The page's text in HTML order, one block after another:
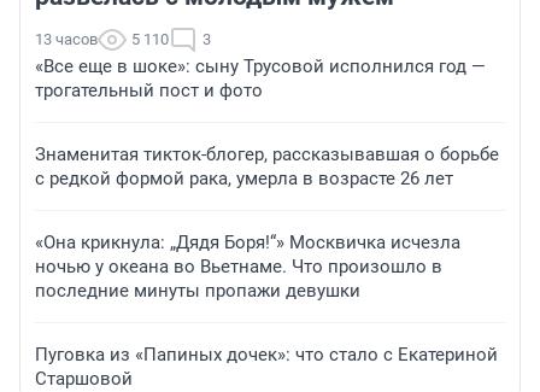
13 часов 5 110 3
«Все еще в шоке»: сыну Трусовой исполнился год —
трогательный пост и фото
Знаменитая тикток-блогер, рассказывавшая о борьбе
с редкой формой рака, умерла в возрасте 26 лет
«Она крикнула: „Дядя Боря!“» Москвичка исчезла
ночью у океана во Вьетнаме. Что произошло в
последние минуты пропажи девушки
Пуговка из «Папиных дочек»: что стало с Екатериной
Старшовой